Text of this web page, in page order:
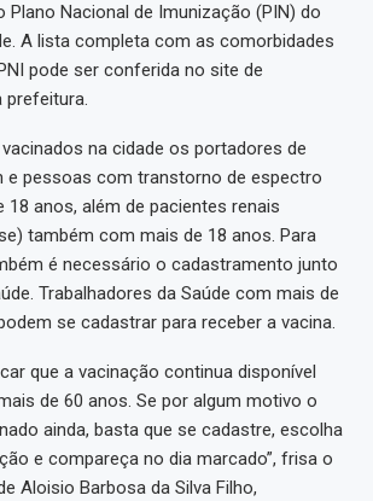
Plano Nacional de Imunização (PIN) do
A lista completa com as comorbidades
pode ser conferida no site de
prefeitura.
na cidade os portadores de
e pessoas com transtorno de espectro
18 anos, além de pacientes renais
também com mais de 18 anos. Para
é necessário o cadastramento junto
Trabalhadores da Saúde com mais de
se cadastrar para receber a vacina.
que a vacinação continua disponível
de 60 anos. Se por algum motivo o
ainda, basta que se cadastre, escolha
e compareça no dia marcado”, frisa o
Aloisio Barbosa da Silva Filho,